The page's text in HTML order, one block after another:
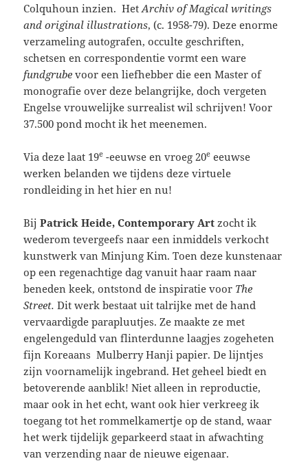
Colquhoun inzien. HetArchiv of Magical writings
and original illustrations, (c. 1958-79). Deze enorme
verzameling autografen, occulte geschriften,
schetsen en correspondentie vormt een ware
fundgrube voor een liefhebber die een Master of
monografie over deze belangrijke, doch vergeten
Engelse vrouwelijke surrealist wil schrijven! Voor
37.500 pond mocht ik het meenemen.
Via deze laat 19e -eeuwse en vroeg 20e eeuwse
werken belanden we tijdens deze virtuele
rondleiding in het hier en nu!
BijPatrick Heide, Contemporary Artzocht ik
wederom tevergeefs naar een inmiddels verkocht
kunstwerk van Minjung Kim. Toen deze kunstenaar
op een regenachtige dag vanuit haar raam naar
beneden keek, ontstond de inspiratie voor The
Street. Dit werk bestaat uit talrijke met de hand
vervaardigde parapluutjes. Ze maakte ze met
engelengeduld van flinterdunne laagjes zogeheten
fijn Koreaans Mulberry Hanji papier. De lijntjes
zijn voornamelijk ingebrand. Het geheel biedt en
betoverende aanblik! Niet alleen in reproductie,
maar ook in het echt, want ook hier verkreeg ik
toegang tot het rommelkamertje op de stand, waar
het werk tijdelijk geparkeerd staat in afwachting
van verzending naar de nieuwe eigenaar.